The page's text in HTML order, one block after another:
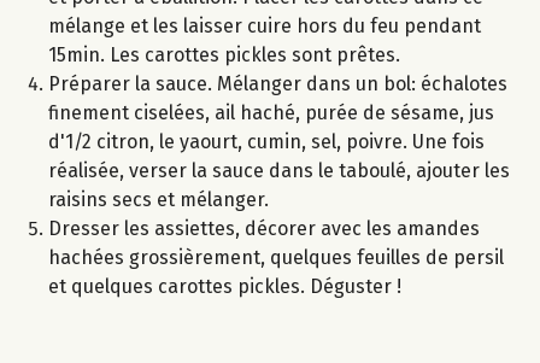
mélange et les laisser cuire hors du feu pendant
15min. Les carottes pickles sont prêtes.
Préparer la sauce. Mélanger dans un bol: échalotes
finement ciselées, ail haché, purée de sésame, jus
d'1/2 citron, le yaourt, cumin, sel, poivre. Une fois
réalisée, verser la sauce dans le taboulé, ajouter les
raisins secs et mélanger.
Dresser les assiettes, décorer avec les amandes
hachées grossièrement, quelques feuilles de persil
et quelques carottes pickles. Déguster !